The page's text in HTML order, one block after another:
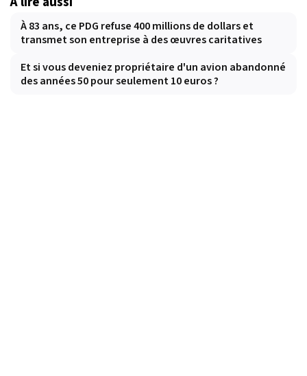
À 83 ans, ce PDG refuse 400 millions de dollars et
transmet son entreprise à des œuvres caritatives
Et si vous deveniez propriétaire d'un avion abandonné
des années 50 pour seulement 10 euros ?